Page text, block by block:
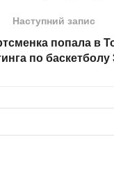
Наступний запис
попала в
по баскетболу